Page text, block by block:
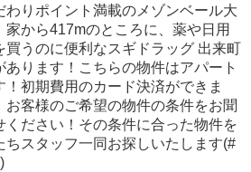
わりポイント満載のメゾンベール大
家から417mのところに、薬や日用
買うのに便利なスギドラッグ 出来町
あります！こちらの物件はアパート
！初期費用のカード決済ができま
お客様のご希望の物件の条件をお聞
ください！その条件に合った物件を
ちスタッフ一同お探しいたします(#